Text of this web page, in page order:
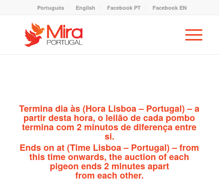
Português English Facebook PT Facebook EN
Termina diaàs(Hora Lisboa – Portugal) – a
partir desta hora, o leilão de cada pombo
termina com 2 minutos de diferença entre
si.
Ends onat(Time Lisboa – Portugal) – from
this time onwards, the auction of each
pigeon ends 2 minutes apart
from each other.